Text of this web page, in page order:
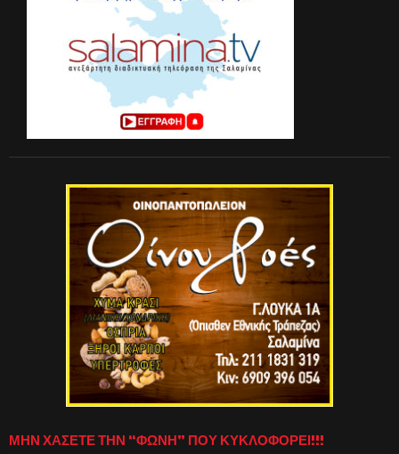
ΜΗΝ ΧΑΣΕΤΕ ΤΗΝ “ΦΩΝΗ” ΠΟΥ ΚΥΚΛΟΦΟΡΕΙ!!!